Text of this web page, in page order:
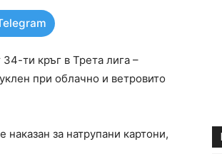
34-ти кръг в Трета лига –
при облачно и ветровито
за натрупани картони,